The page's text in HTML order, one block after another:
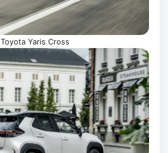
Toyota Yaris Cross